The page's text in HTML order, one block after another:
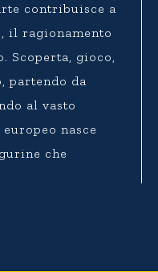
contribuisce a
il ragionamento
Scoperta, gioco,
partendo da
al vasto
nasce
che